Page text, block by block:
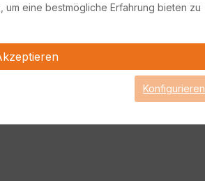
eine bestmögliche Erfahrung bieten zu
Konfigurieren